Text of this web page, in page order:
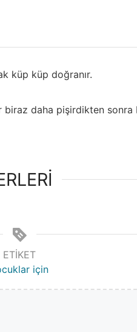
küp küp doğranır.
daha pişirdikten sonra
ETIKET
için